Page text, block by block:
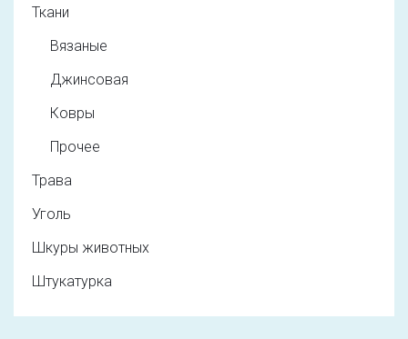
Ткани
Вязаные
Джинсовая
Ковры
Прочее
Трава
Уголь
Шкуры животных
Штукатурка